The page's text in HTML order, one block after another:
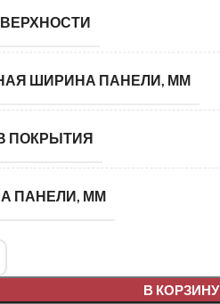
ШИРИНА ПАНЕЛИ, ММ
ПОКРЫТИЯ
ПАНЕЛИ, ММ
В КОРЗИНУ